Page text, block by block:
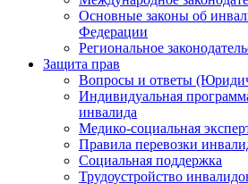
Основные законы об
Федерации
Региональное
Защита прав
Вопросы и ответы
Индивидуальная
инвалида
Медико-социальная
Правила перевозки
Социальная поддержка
Трудоустройство